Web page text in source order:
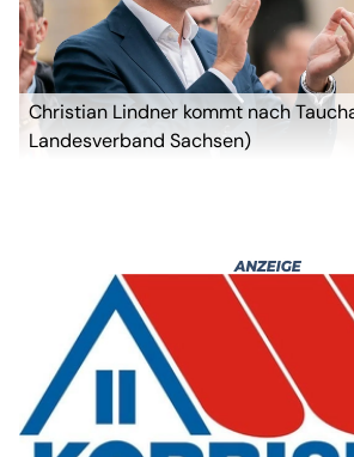
Christian Lindner kommt nach
Landesverband Sachsen)